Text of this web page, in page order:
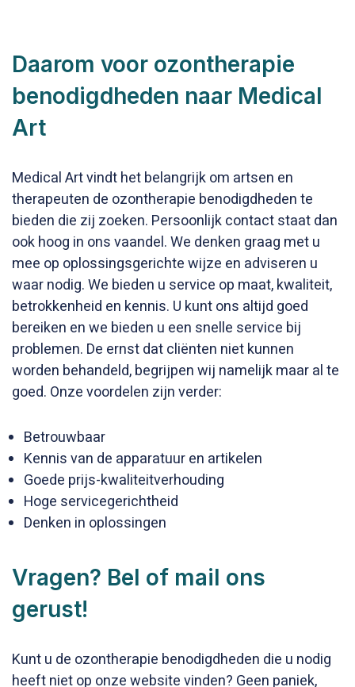
Daarom voor ozontherapie
benodigdheden naar Medical
Art
Medical Art vindt het belangrijk om artsen en
therapeuten de ozontherapie benodigdheden te
bieden die zij zoeken. Persoonlijk contact staat dan
ook hoog in ons vaandel. We denken graag met u
mee op oplossingsgerichte wijze en adviseren u
waar nodig. We bieden u service op maat, kwaliteit,
betrokkenheid en kennis. U kunt ons altijd goed
bereiken en we bieden u een snelle service bij
problemen. De ernst dat cliënten niet kunnen
worden behandeld, begrijpen wij namelijk maar al te
goed. Onze voordelen zijn verder:
Betrouwbaar
Kennis van de apparatuur en artikelen
Goede prijs-kwaliteitverhouding
Hoge servicegerichtheid
Denken in oplossingen
Vragen? Bel of mail ons
gerust!
Kunt u de ozontherapie benodigdheden die u nodig
heeft niet op onze website vinden? Geen paniek,